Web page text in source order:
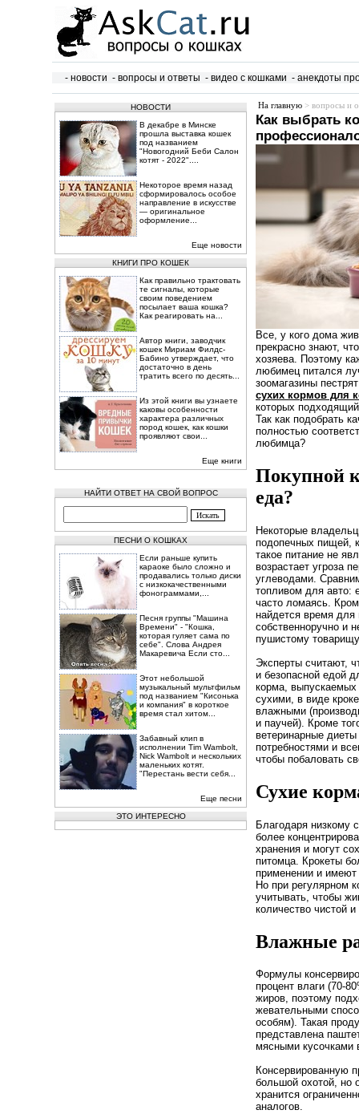
- новости - вопросы и ответы - видео с кошками - анекдоты
НОВОСТИ
В декабре в Минске
прошла выставка кошек
под названием
"Новогодний Беби Салон
котят - 2022"....
Некоторое время назад
сформировалось особое
направление в искусстве
— оригинальное
оформление...
Еще новости
КНИГИ ПРО КОШЕК
Как правильно трактовать
те сигналы, которые
своим поведением
посылает ваша кошка?
Как реагировать на...
Автор книги, заводчик
кошек Мириам Филдс-
Бабино утверждает, что
достаточно в день
тратить всего по десять...
Из этой книги вы узнаете
каковы особенности
характера различных
пород кошек, как кошки
проявляют свои...
Еще книги
НАЙТИ ОТВЕТ НА СВОЙ ВОПРОС
ПЕСНИ О КОШКАХ
Если раньше купить
караоке было сложно и
продавались только диски
с низкокачественными
фонограммами,...
Песня группы "Машина
Времени" - "Кошка,
которая гуляет сама по
себе". Слова Андрея
Макаревича Если сто...
Этот небольшой
музыкальный мультфильм
под названием "Кисонька
и компания" в короткое
время стал хитом...
Забавный клип в
исполнении Tim Wambolt,
Nick Wambolt и нескольких
маленьких котят.
"Перестань вести себя...
Еще песни
ЭТО ИНТЕРЕСНО
На главную > вопросы и
Как выбрать
Все, у кого дома
прекрасно знают,
хозяева. Поэтому
любимец питался
зоомагазины
сухих кормов для
которых
Так как подобрать
полностью
любимца?
Покупной
еда?
Некоторые
подопечных пищей,
такое питание не
возрастает угроза
углеводами.
топливом для авто:
часто ломаясь.
найдется время для
собственноручно и
пушистому
Эксперты считают,
и безопасной едой
корма,
сухими, в виде
влажными
и паучей). Кроме
ветеринарные
потребностями и
чтобы побаловать
Сухие
Благодаря низкому
более
хранения и могут
питомца. Крокеты
применении и имеют
Но при регулярном
учитывать, чтобы
количество чистой
Влажные
Формулы
процент влаги (70-
жиров, поэтому
жевательными
особям). Такая
представлена
мясными кусочками
Консервированную
большой охотой, но
хранится
аналогов.